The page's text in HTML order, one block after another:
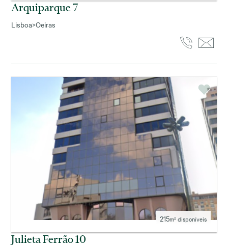
Arquiparque 7
Lisboa>Oeiras
215m² disponíveis
Julieta Ferrão 10